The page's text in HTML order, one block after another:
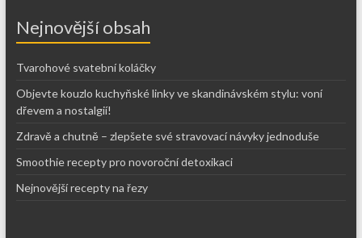
Nejnovější obsah
Tvarohové svatební koláčky
Objevte kouzlo kuchyňské linky ve skandinávském stylu: voní
dřevem a nostalgií!
Zdravě a chutně – zlepšete své stravovací návyky jednoduše
Smoothie recepty pro novoroční detoxikaci
Nejnovější recepty na řezy